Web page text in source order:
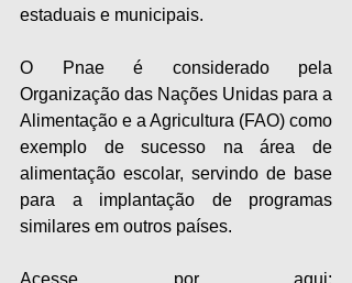
estaduais e municipais.
O Pnae é considerado pela
Organização das Nações Unidas para a
Alimentação e a Agricultura (FAO) como
exemplo de sucesso na área de
alimentação escolar, servindo de base
para a implantação de programas
similares em outros países.